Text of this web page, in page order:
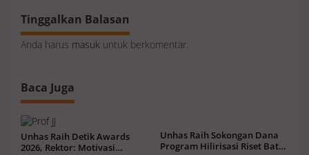
Tinggalkan Balasan
Anda harus masuk untuk berkomentar.
Baca Juga
Unhas Raih Detik Awards
2026, Rektor: Motivasi
Unhas Raih Sokongan Dana
Program Hilirisasi Riset Batch